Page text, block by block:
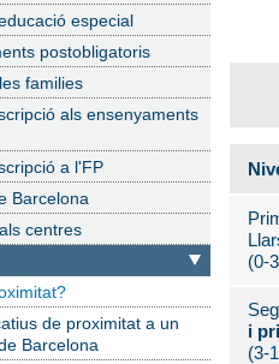
especial
postobligatoris
families
als ensenyaments
a l'FP
Barcelona
centres
de proximitat a un
Barcelona
(0-
i
(3-